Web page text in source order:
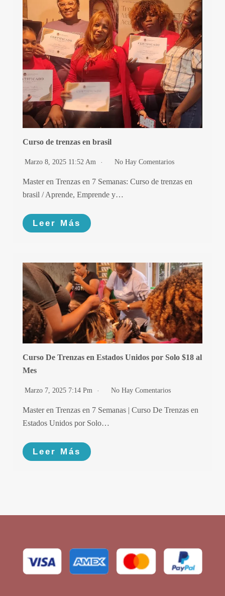
Curso de trenzas en brasil
Marzo 8, 2025 11:52 Am No Hay Comentarios
Master en Trenzas en 7 Semanas: Curso de trenzas en
brasil / Aprende, Emprende y…
Leer Más
Curso De Trenzas en Estados Unidos por Solo $18 al
Mes
Marzo 7, 2025 7:14 Pm No Hay Comentarios
Master en Trenzas en 7 Semanas | Curso De Trenzas en
Estados Unidos por Solo…
Leer Más